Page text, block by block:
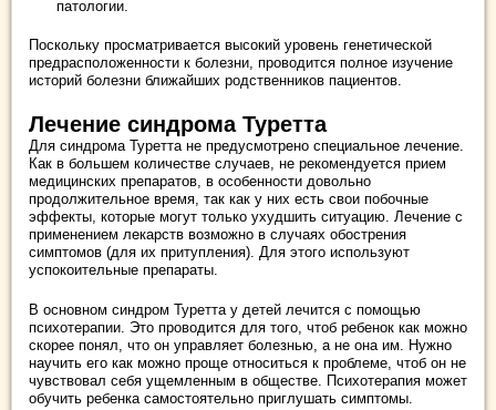
патологии.
Поскольку просматривается высокий уровень генетической
предрасположенности к болезни, проводится полное изучение
историй болезни ближайших родственников пациентов.
Лечение синдрома Туретта
Для синдрома Туретта не предусмотрено специальное лечение.
Как в большем количестве случаев, не рекомендуется прием
медицинских препаратов, в особенности довольно
продолжительное время, так как у них есть свои побочные
эффекты, которые могут только ухудшить ситуацию. Лечение с
применением лекарств возможно в случаях обострения
симптомов (для их притупления). Для этого используют
успокоительные препараты.
В основном синдром Туретта у детей лечится с помощью
психотерапии. Это проводится для того, чтоб ребенок как можно
скорее понял, что он управляет болезнью, а не она им. Нужно
научить его как можно проще относиться к проблеме, чтоб он не
чувствовал себя ущемленным в обществе. Психотерапия может
обучить ребенка самостоятельно приглушать симптомы.